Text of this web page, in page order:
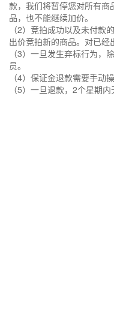
款，我们将暂停您对所有商
品，也不能继续加价。
（2）竞拍成功以及未付款
出价竞拍新的商品。对已经
（3）一旦发生弃标行为，
员。
（4）保证金退款需要手动
（5）一旦退款，2个星期内